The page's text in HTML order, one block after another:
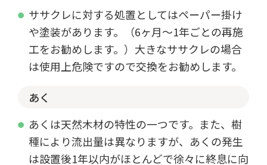
ササクレに対する処置としてはペーパー掛け
や塗装があります。（6ヶ月～1年ごとの再施
工をお勧めします。）大きなササクレの場合
は使用上危険ですので交換をお勧めします。
あく
あくは天然木材の特性の一つです。また、樹
種により流出量は異なりますが、あくの発生
は設置後1年以内がほとんどで徐々に終息に向